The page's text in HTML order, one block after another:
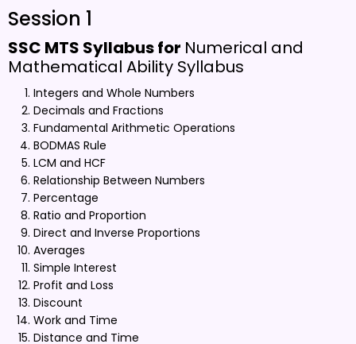
Session 1
SSC MTS Syllabus for Numerical and
Mathematical Ability Syllabus
Integers and Whole Numbers
Decimals and Fractions
Fundamental Arithmetic Operations
BODMAS Rule
LCM and HCF
Relationship Between Numbers
Percentage
Ratio and Proportion
Direct and Inverse Proportions
Averages
Simple Interest
Profit and Loss
Discount
Work and Time
Distance and Time